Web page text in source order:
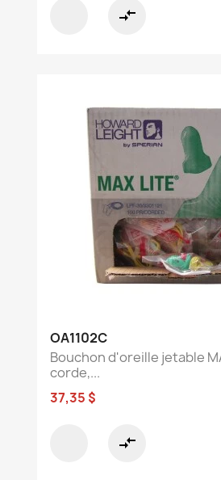
compare_arrows
OA1102C
Bouchon d'oreille jetable
corde,...
37,35 $
compare_arrows